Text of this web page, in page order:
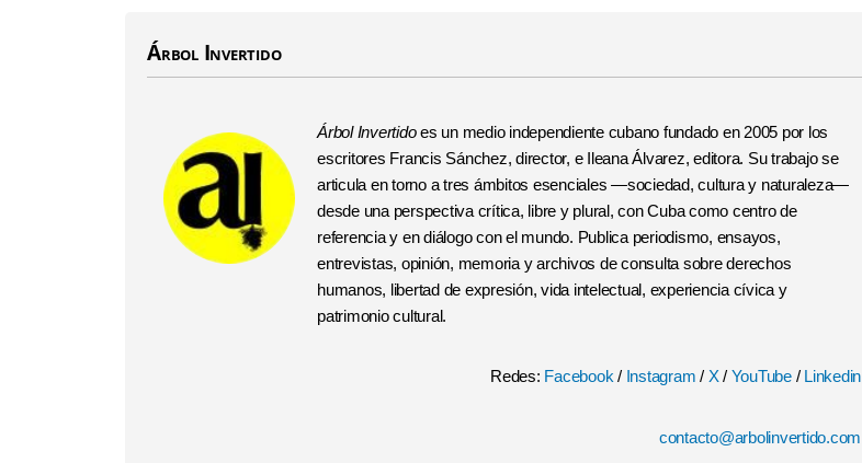
Árbol Invertido
Árbol Invertidoes un medio independiente cubano fundado en 2005 por los
escritores Francis Sánchez, director, e Ileana Álvarez, editora. Su trabajo se
articula en torno a tres ámbitos esenciales —sociedad, cultura y naturaleza—
desde una perspectiva crítica, libre y plural, con Cuba como centro de
referencia y en diálogo con el mundo. Publica periodismo, ensayos,
entrevistas, opinión, memoria y archivos de consulta sobre derechos
humanos, libertad de expresión, vida intelectual, experiencia cívica y
patrimonio cultural.
Redes: Facebook / Instagram / X/ YouTube / Linkedin
contacto@arbolinvertido.com